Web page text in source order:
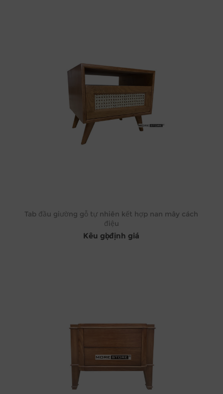
Tab đầu giường gỗ tự nhiên kết hợp nan mây cách
điệu
Kêu gọi định giá